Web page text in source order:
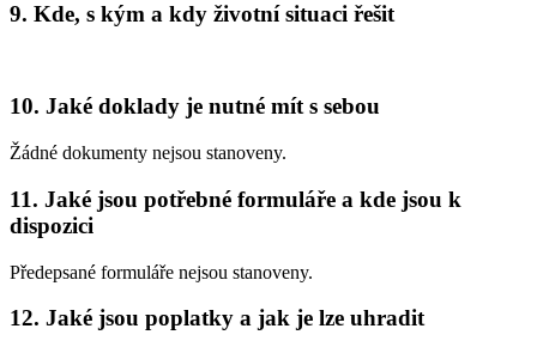
9. Kde, s kým a kdy životní situaci řešit
10. Jaké doklady je nutné mít s sebou
Žádné dokumenty nejsou stanoveny.
11. Jaké jsou potřebné formuláře a kde jsou k
dispozici
Předepsané formuláře nejsou stanoveny.
12. Jaké jsou poplatky a jak je lze uhradit